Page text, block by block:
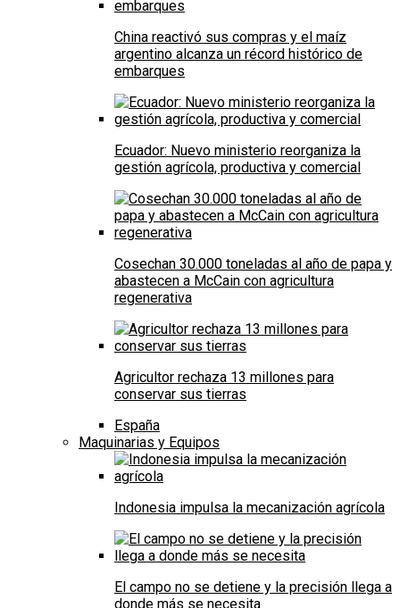
China reactivó sus compras y el maíz
argentino alcanza un récord histórico de
embarques
Ecuador: Nuevo ministerio reorganiza la
gestión agrícola, productiva y comercial
Cosechan 30.000 toneladas al año de papa y
abastecen a McCain con agricultura
regenerativa
Agricultor rechaza 13 millones para
conservar sus tierras
España
Maquinarias y Equipos
Indonesia impulsa la mecanización agrícola
El campo no se detiene y la precisión llega a
donde más se necesita